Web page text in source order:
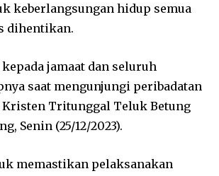
keberlangsungan hidup semua
dihentikan.
kepada jamaat dan seluruh
saat mengunjungi peribadatan
Kristen Tritunggal Teluk Betung
Senin (25/12/2023).
memastikan pelaksanakan